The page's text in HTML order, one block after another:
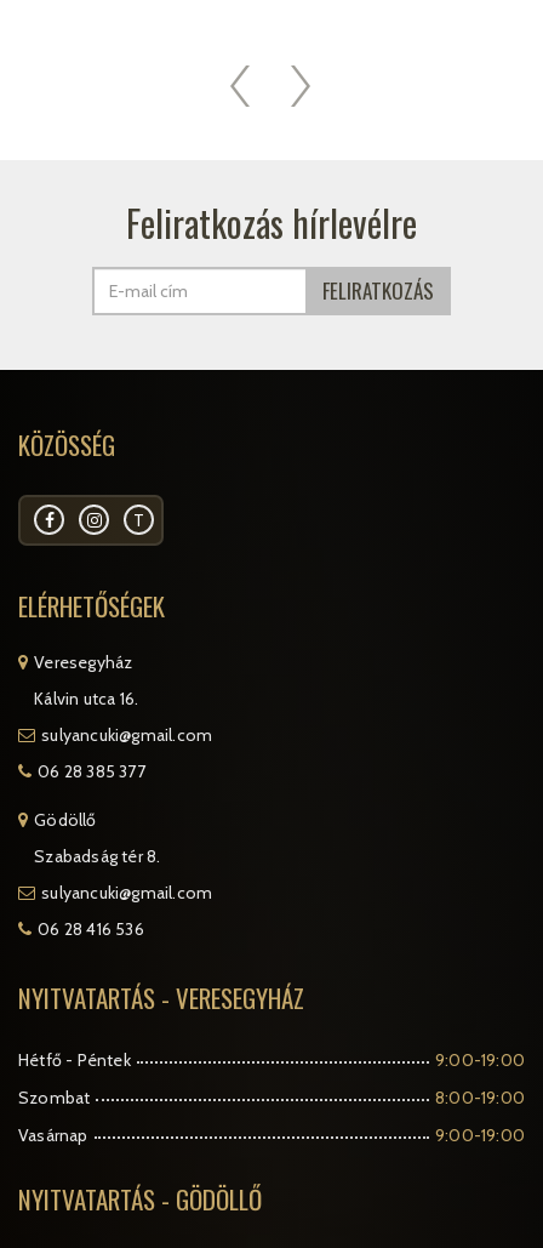
Feliratkozás hírlevélre
KÖZÖSSÉG
T
ELÉRHETŐSÉGEK
Veresegyház
Kálvin utca 16.
sulyancuki@gmail.com
06 28 385 377
Gödöllő
Szabadság tér 8.
sulyancuki@gmail.com
06 28 416 536
NYITVATARTÁS - VERESEGYHÁZ
Hétfő - Péntek
9:00-19:00
Szombat
8:00-19:00
Vasárnap
9:00-19:00
NYITVATARTÁS - GÖDÖLLŐ